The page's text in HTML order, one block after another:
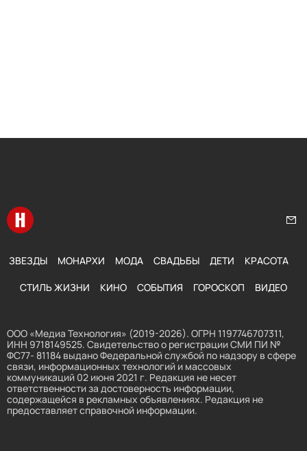
Перейти на главную
ЗВЕЗДЫ МОНАРХИ МОДА СВАДЬБЫ ДЕТИ КРАСОТА
СТИЛЬ ЖИЗНИ КИНО СОБЫТИЯ ГОРОСКОП ВИДЕО
ООО «Медиа Технология» (2019-2026). ОГРН 1197746707311,
ИНН 9718149525. Свидетельство о регистрации СМИ ПИ №
ФС77- 81184 выдано Федеральной службой по надзору в сфере
связи, информационных технологий и массовых
коммуникаций 02 июня 2021 г. Редакция не несет
ответственности за достоверность информации,
содержащейся в рекламных объявлениях. Редакция не
предоставляет справочной информации.